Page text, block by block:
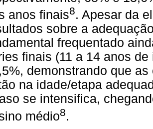
anos finais8. Apesar da
sobre a
frequentado
finais (11 a 14 anos
demonstrando que
na idade/etapa
se intensifica,
médio8.